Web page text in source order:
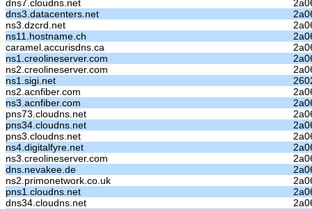
dns7.cloudns.net
dns3.datacenters.net
ns3.dzcrd.net
ns11.hostname.ch
caramel.accurisdns.ca
ns1.creolineserver.com
ns2.creolineserver.com
ns1.sigi.net
ns2.acnfiber.com
ns3.acnfiber.com
pns73.cloudns.net
pns34.cloudns.net
pns3.cloudns.net
ns4.digitalfyre.net
ns3.creolineserver.com
dns.nevakee.de
ns2.primonetwork.co.uk
pns1.cloudns.net
dns34.cloudns.net